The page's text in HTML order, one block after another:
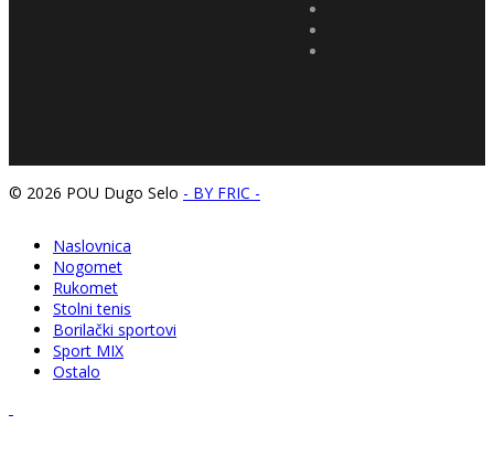
© 2026 POU Dugo Selo - BY FRIC -
Naslovnica
Nogomet
Rukomet
Stolni tenis
Borilački sportovi
Sport MIX
Ostalo